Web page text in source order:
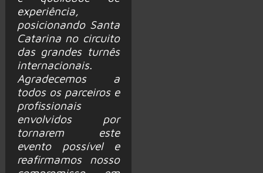
experiência,
posicionando Santa
Catarina no circuito
das grandes turnês
internacionais.
Agradecemos a
todos os parceiros e
profissionais
envolvidos por
tornarem este
evento possível e
reafirmamos nosso